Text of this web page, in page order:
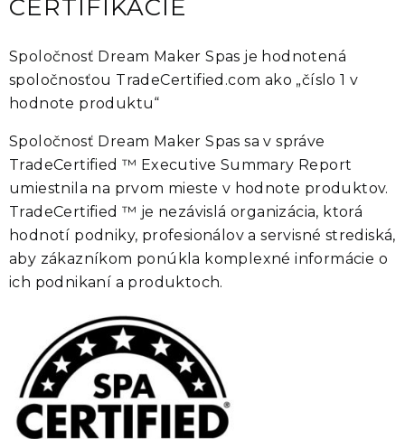
CERTIFIKÁCIE
Spoločnosť Dream Maker Spas je hodnotená
spoločnosťou TradeCertified.com ako „číslo 1 v
hodnote produktu“
Spoločnosť Dream Maker Spas sa v správe
TradeCertified ™ Executive Summary Report
umiestnila na prvom mieste v hodnote produktov.
TradeCertified ™ je nezávislá organizácia, ktorá
hodnotí podniky, profesionálov a servisné strediská,
aby zákazníkom ponúkla komplexné informácie o
ich podnikaní a produktoch.